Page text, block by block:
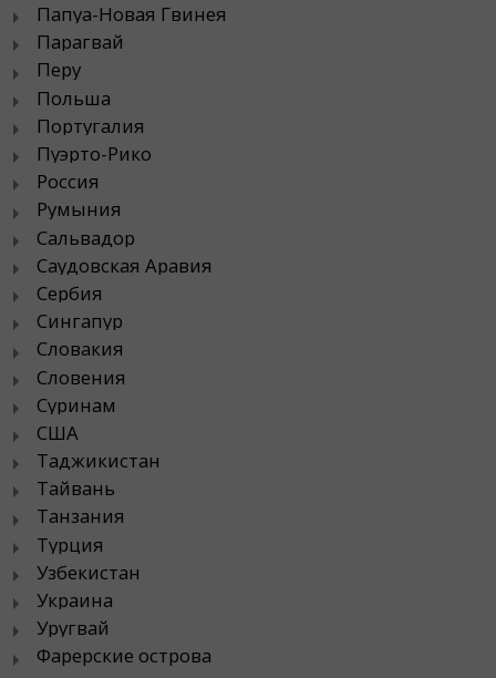
Папуа-Новая Гвинея
Парагвай
Перу
Польша
Португалия
Пуэрто-Рико
Россия
Румыния
Сальвадор
Саудовская Аравия
Сербия
Сингапур
Словакия
Словения
Суринам
США
Таджикистан
Тайвань
Танзания
Турция
Узбекистан
Украина
Уругвай
Фарерские острова